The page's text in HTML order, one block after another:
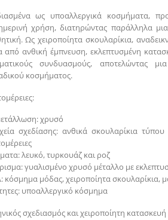
ως υποαλλεργικά κοσμήματα,
χρήση, διατηρώντας παράλληλα
Ως χειροποίητα σκουλαρίκια,
από ανθική έμπνευση, εκλεπτυσμένη
συνδυασμούς, αποτελώντας
κοσμήματος.
χρυσό
σχεδίασης: ανθικά σκουλαρίκια τύπου
λευκό, τυρκουάζ και ροζ
γυαλισμένο χρυσό μέταλλο με
κόσμημα μόδας, χειροποίητα σκουλαρίκια,
υποαλλεργικό κόσμημα
σχεδιασμός και χειροποίητη κατασκευή